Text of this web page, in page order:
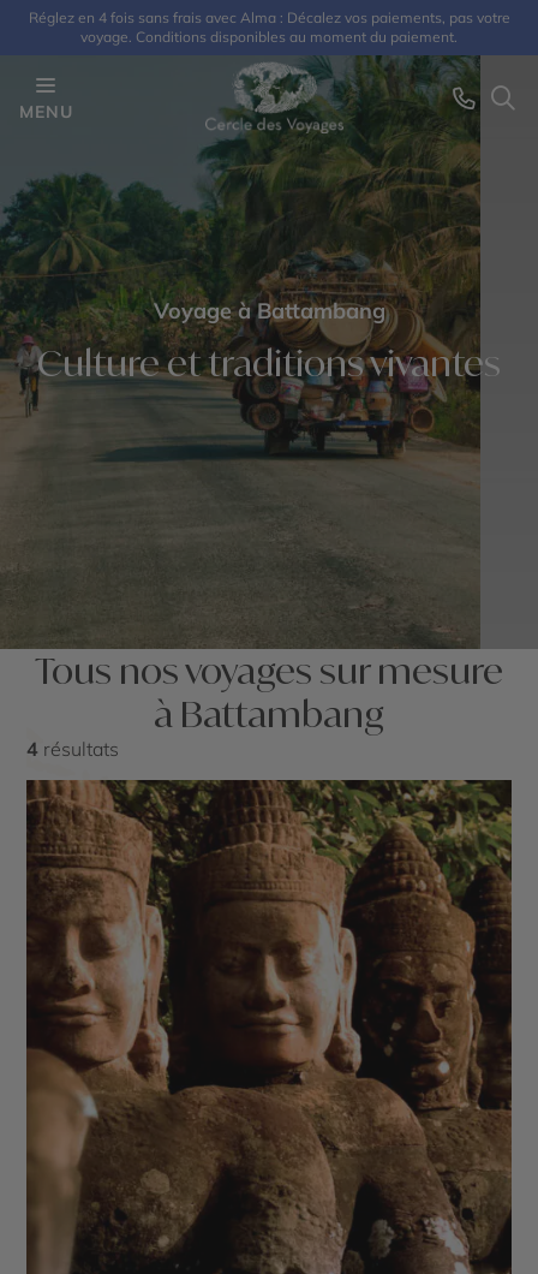
Réglez en 4 fois sans frais avec Alma : Décalez vos paiements, pas votre
voyage. Conditions disponibles au moment du paiement.
MENU
Voyage à Battambang
Culture et traditions vivantes
Tous nos voyages sur mesure
à Battambang
4 résultats